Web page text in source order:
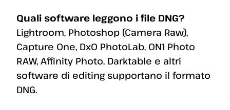
Quali software leggono i file DNG?
Lightroom, Photoshop (Camera Raw),
Capture One, DxO PhotoLab, ON1 Photo
RAW, Affinity Photo, Darktable e altri
software di editing supportano il formato
DNG.